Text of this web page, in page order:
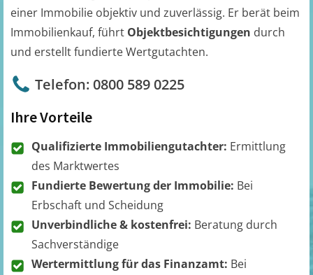
einer Immobilie objektiv und zuverlässig. Er berät beim
Immobilienkauf, führt Objektbesichtigungen durch
und erstellt fundierte Wertgutachten.
Telefon: 0800 589 0225
Ihre Vorteile
Qualifizierte Immobiliengutachter: Ermittlung
des Marktwertes
Fundierte Bewertung der Immobilie: Bei
Erbschaft und Scheidung
Unverbindliche & kostenfrei: Beratung durch
Sachverständige
Wertermittlung für das Finanzamt: Bei